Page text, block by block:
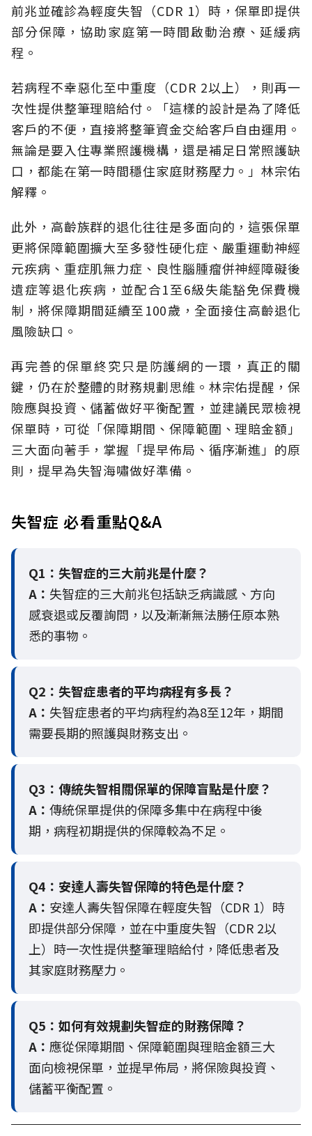
前兆並確診為輕度失智（CDR 1）時，保單即提供
部分保障，協助家庭第一時間啟動治療、延緩病
程。
若病程不幸惡化至中重度（CDR 2以上），則再一
次性提供整筆理賠給付。「這樣的設計是為了降低
客戶的不便，直接將整筆資金交給客戶自由運用。
無論是要入住專業照護機構，還是補足日常照護缺
口，都能在第一時間穩住家庭財務壓力。」林宗佑
解釋。
此外，高齡族群的退化往往是多面向的，這張保單
更將保障範圍擴大至多發性硬化症、嚴重運動神經
元疾病、重症肌無力症、良性腦腫瘤併神經障礙後
遺症等退化疾病，並配合1至6級失能豁免保費機
制，將保障期間延續至100歲，全面接住高齡退化
風險缺口。
再完善的保單終究只是防護網的一環，真正的關
鍵，仍在於整體的財務規劃思維。 林宗佑提醒，保
險應與投資、儲蓄做好平衡配置，並建議民眾檢視
保單時，可從「保障期間、保障範圍、理賠金額」
三大面向著手，掌握「提早佈局、循序漸進」的原
則，提早為失智海嘯做好準備。
失智症 必看重點Q&A
Q1：失智症的三大前兆是什麼？
A： 失智症的三大前兆包括缺乏病識感、方向
感衰退或反覆詢問，以及漸漸無法勝任原本熟
悉的事物。
Q2： 失智症患者的平均病程有多長？
A： 失智症患者的平均病程約為8至12年，期間
需要長期的照護與財務支出。
Q3： 傳統失智相關保單的保障盲點是什麼？
A： 傳統保單提供的保障多集中在病程中後
期，病程初期提供的保障較為不足。
Q4： 安達人壽失智保障的特色是什麼？
A： 安達人壽失智保障在輕度失智（CDR 1）時
即提供部分保障，並在中重度失智（CDR 2以
上）時一次性提供整筆理賠給付，降低患者及
其家庭財務壓力。
Q5： 如何有效規劃失智症的財務保障？
A： 應從保障期間、保障範圍與理賠金額三大
面向檢視保單，並提早佈局，將保險與投資、
儲蓄平衡配置。